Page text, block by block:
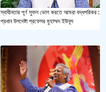
স্বাধীনতার পূর্ণ সুফল ভোগ করতে আমরা বদ্ধপরিকর :
প্রধান উপদেষ্টা প্রফেসর মুহাম্মদ ইউনূস